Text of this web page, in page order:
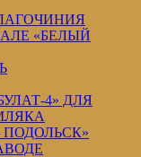
«БЕЛЫЙ
4» ДЛЯ